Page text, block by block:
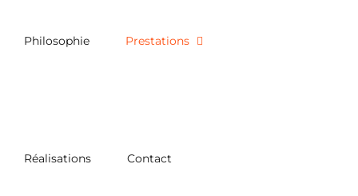
Philosophie Prestations
Réalisations Contact